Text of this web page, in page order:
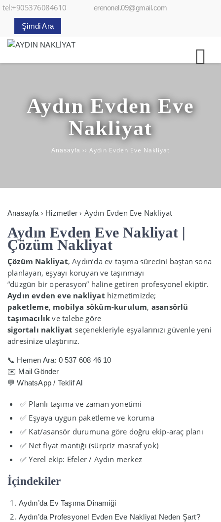
tel:+905376084610 erenonel.09@gmail.com
Şimdi Ara
Aydın Evden Eve
Nakliyat
Anasayfa ›› Aydın Evden Eve Nakliyat
Anasayfa › Hizmetler › Aydın Evden Eve Nakliyat
Aydın Evden Eve Nakliyat |
Çözüm Nakliyat
Çözüm Nakliyat, Aydın’da ev taşıma sürecini baştan sona
planlayan, eşyayı koruyan ve taşınmayı
“düzgün bir operasyon” haline getiren profesyonel ekiptir.
Aydın evden eve nakliyat hizmetimizde;
paketleme, mobilya söküm-kurulum, asansörlü
taşımacılık ve talebe göre
sigortalı nakliyat seçenekleriyle eşyalarınızı güvenle yeni
adresinize ulaştırırız.
📞 Hemen Ara: 0 537 608 46 10
✉️ Mail Gönder
💬 WhatsApp / Teklif Al
✅ Planlı taşıma ve zaman yönetimi
✅ Eşyaya uygun paketleme ve koruma
✅ Kat/asansör durumuna göre doğru ekip-araç planı
✅ Net fiyat mantığı (sürpriz masraf yok)
✅ Yerel ekip: Efeler / Aydın merkez
İçindekiler
Aydın’da Ev Taşıma Dinamiği
Aydın’da Profesyonel Evden Eve Nakliyat Neden Şart?